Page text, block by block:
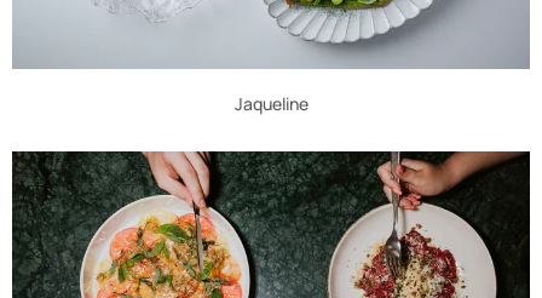
Jaqueline